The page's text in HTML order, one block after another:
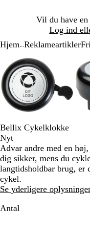
Vil du have en
Log ind
1
Hjem Reklameartikler
billede
til
minimum
for
at
udvide
tasterne
plus
og
minus
til
zoome
piletasterne
til
at
af
3
Bellix Cykelklokke
Nyt
Advar andre med en
dig sikker, mens du
langtidsholdbar brug, er
cykel.
Se yderligere
Antal